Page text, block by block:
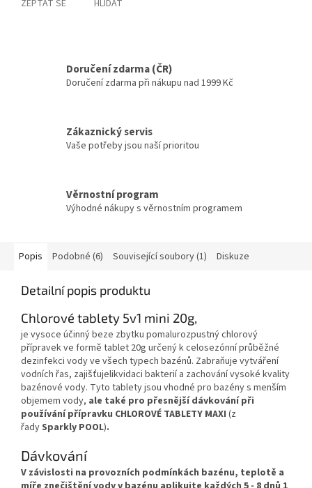
ZEPTAT SE HLÍDAT
Doručení zdarma (ČR)
Doručení zdarma při nákupu nad 1999 Kč
Zákaznický servis
Vaše potřeby jsou naší prioritou
Věrnostní program
Výhodné nákupy s věrnostním programem
Popis Podobné (6) Související soubory (1) Diskuze
Detailní popis produktu
Chlorové tablety 5v1 mini 20g,
je vysoce účinný beze zbytku pomalurozpustný chlorový
přípravek ve formě tablet 20g určený k celosezónní průběžné
dezinfekci vody ve všech typech bazénů. Zabraňuje vytváření
vodních řas, zajišťujelikvidaci bakterií a zachování vysoké kvality
bazénové vody. Tyto tablety jsou vhodné pro bazény s menším
objemem vody, ale také pro přesnější dávkování při
používání přípravku CHLOROVÉ TABLETY MAXI (z
řadySparkly POOL).
Dávkování
V závislosti na provozních podmínkách bazénu, teplotě a